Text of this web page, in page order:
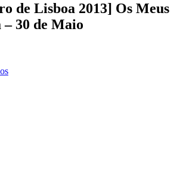
de Lisboa 2013] Os Meus
30 de Maio